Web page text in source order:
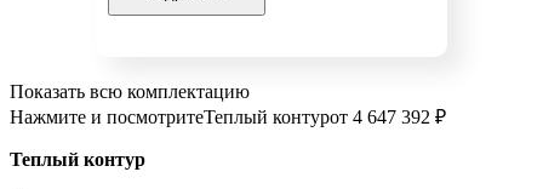
Показать всю комплектацию
Нажмите и посмотритеТеплый контурот 4 647 392 ₽
Теплый контур